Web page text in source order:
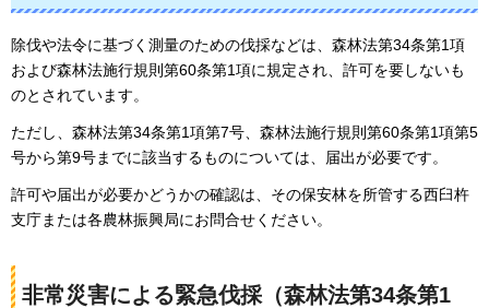
除伐や法令に基づく測量のための伐採などは、森林法第34条第1項
および森林法施行規則第60条第1項に規定され、許可を要しないも
のとされています。
ただし、森林法第34条第1項第7号、森林法施行規則第60条第1項第5
号から第9号までに該当するものについては、届出が必要です。
許可や届出が必要かどうかの確認は、その保安林を所管する西臼杵
支庁または各農林振興局にお問合せください。
非常災害による緊急伐採（森林法第34条第1